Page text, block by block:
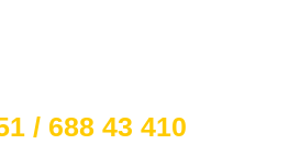
/ 688 43 410